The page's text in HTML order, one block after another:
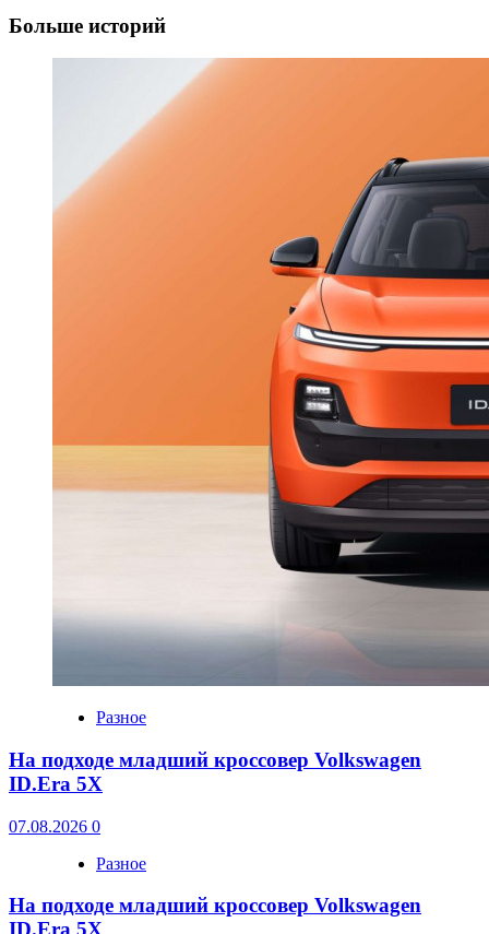
Больше историй
Разное
На подходе младший кроссовер Volkswagen
ID.Era 5X
07.08.2026 0
Разное
На подходе младший кроссовер Volkswagen